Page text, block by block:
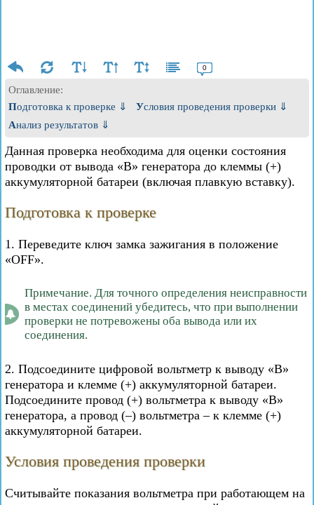
0
Оглавление:
Подготовка к проверке ⇓
Условия проведения проверки ⇓
Анализ результатов ⇓
Данная проверка необходима для оценки состояния
проводки от вывода «В» генератора до клеммы (+)
аккумуляторной батареи (включая плавкую вставку).
Подготовка к проверке
1. Переведите ключ замка зажигания в положение
«OFF».
Примечание. Для точного определения неисправности
в местах соединений убедитесь, что при выполнении
проверки не потревожены оба вывода или их
соединения.
2. Подсоедините цифровой вольтметр к выводу «В»
генератора и клемме (+) аккумуляторной батареи.
Подсоедините провод (+) вольтметра к выводу «В»
генератора, а провод (–) вольтметра – к клемме (+)
аккумуляторной батареи.
Условия проведения проверки
Считывайте показания вольтметра при работающем на